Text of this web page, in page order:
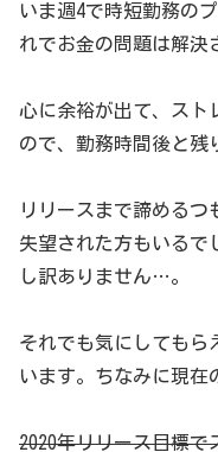
いま週4で時短勤務の
れでお金の問題は解決
心に余裕が出て、スト
ので、勤務時間後と残
リリースまで諦めるつ
失望された方もいるで
し訳ありません…。
それでも気にしてもら
います。ちなみに現在
2020年リリース目標